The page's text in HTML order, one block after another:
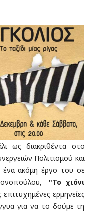
ως διακριθέντα στο
Πολιτισμού και
ένα ακόμη έργο του σε
"Το χιόνι
ερμηνείες
για να το δούμε τη